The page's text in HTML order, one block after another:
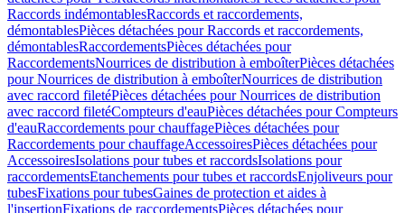
Raccords indémontablesRaccords et raccordements,
démontablesPièces détachées pour Raccords et raccordements,
démontablesRaccordementsPièces détachées pour
RaccordementsNourrices de distribution à emboîterPièces détachées
pour Nourrices de distribution à emboîterNourrices de distribution
avec raccord filetéPièces détachées pour Nourrices de distribution
avec raccord filetéCompteurs d'eauPièces détachées pour Compteurs
d'eauRaccordements pour chauffagePièces détachées pour
Raccordements pour chauffageAccessoiresPièces détachées pour
AccessoiresIsolations pour tubes et raccordsIsolations pour
raccordementsEtanchements pour tubes et raccordsEnjoliveurs pour
tubesFixations pour tubesGaines de protection et aides à
l'insertionFixations de raccordementsPièces détachées pour